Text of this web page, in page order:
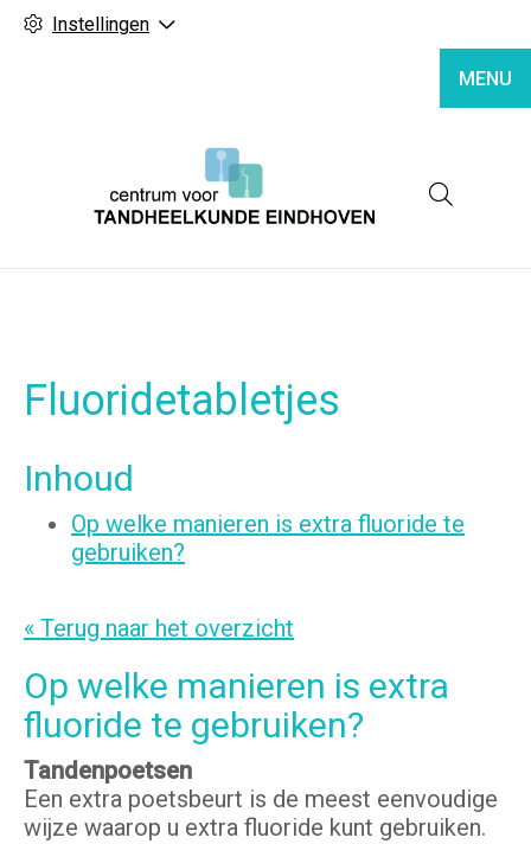
Instellingen
MENU
Fluoridetabletjes
Inhoud
Op welke manieren is extra fluoride te
gebruiken?
« Terug naar het overzicht
Op welke manieren is extra
fluoride te gebruiken?
Tandenpoetsen
Een extra poetsbeurt is de meest eenvoudige
wijze waarop u extra fluoride kunt gebruiken.